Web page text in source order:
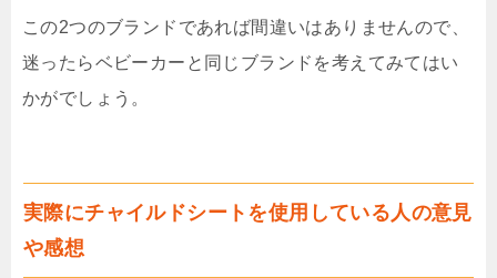
この2つのブランドであれば間違いはありませんので、
迷ったらベビーカーと同じブランドを考えてみてはい
かがでしょう。
実際にチャイルドシートを使用している人の意見
や感想